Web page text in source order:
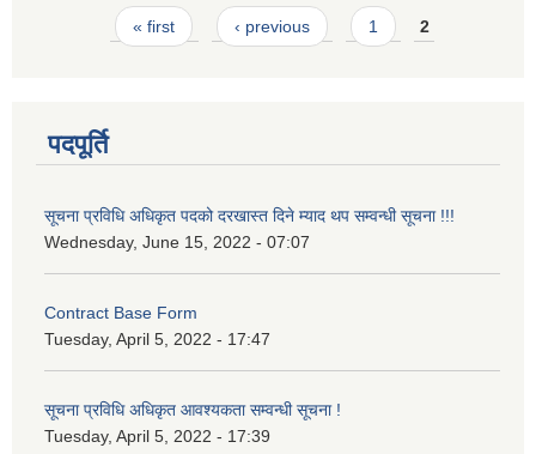
Pages« first ‹ previous 1 2
पदपूर्ति
सूचना प्रविधि अधिकृत पदको दरखास्त दिने म्याद थप सम्वन्धी सूचना !!!
Wednesday, June 15, 2022 - 07:07
Contract Base Form
Tuesday, April 5, 2022 - 17:47
सूचना प्रविधि अधिकृत आवश्यकता सम्वन्धी सूचना !
Tuesday, April 5, 2022 - 17:39